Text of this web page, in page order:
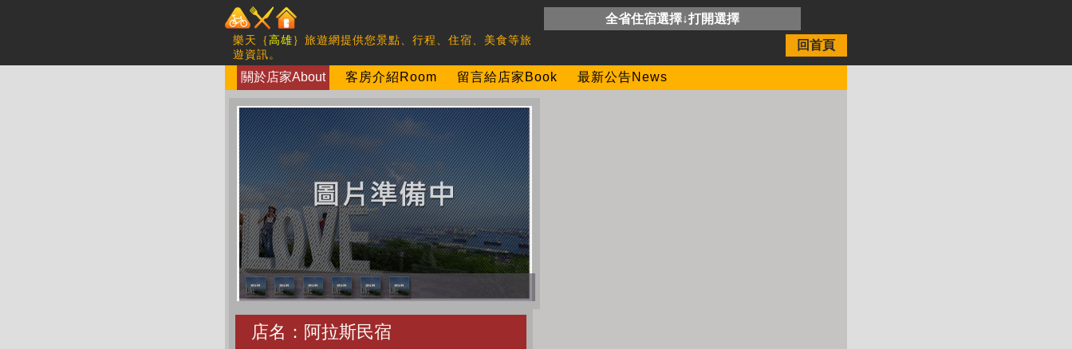
樂天｛高雄｝旅遊網提供您景點、行程、住宿、美食等旅
遊資訊。
全省住宿選擇↓打開選擇
回首頁
關於店家About 客房介紹Room 留言給店家Book 最新公告News
店名：阿拉斯民宿